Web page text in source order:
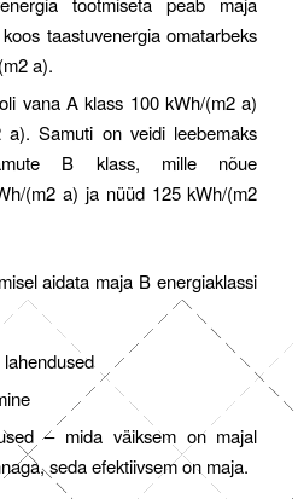
taastuvenergia omatarbeks
a).
vana A klass 100 kWh/(m2 a)
Samuti on veidi leebemaks
B klass, mille nõue
(m2 a) ja nüüd 125 kWh/(m2
aidata maja B energiaklassi
– mida väiksem on majal
seda efektiivsem on maja.